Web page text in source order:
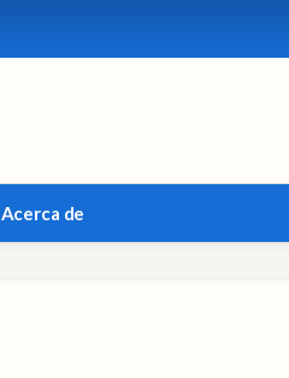
Acerca de